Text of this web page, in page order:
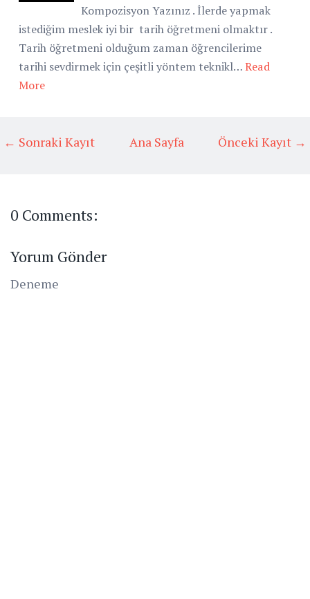
Kompozisyon Yazınız . İlerde yapmak
istediğim meslek iyi bir tarih öğretmeni olmaktır .
Tarih öğretmeni olduğum zaman öğrencilerime
tarihi sevdirmek için çeşitli yöntem teknikl…Read
More
← Sonraki Kayıt Önceki Kayıt →
Ana Sayfa
0 Comments:
Yorum Gönder
Deneme